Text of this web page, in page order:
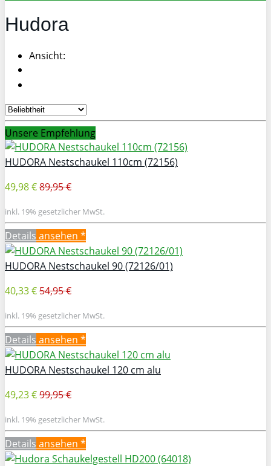
Hudora
Ansicht:
Unsere Empfehlung
HUDORA Nestschaukel 110cm (72156)
49,98 €89,95 €
inkl. 19% gesetzlicher MwSt.
Details ansehen *
HUDORA Nestschaukel 90 (72126/01)
40,33 €54,95 €
inkl. 19% gesetzlicher MwSt.
Details ansehen *
HUDORA Nestschaukel 120 cm alu
49,23 €99,95 €
inkl. 19% gesetzlicher MwSt.
Details ansehen *